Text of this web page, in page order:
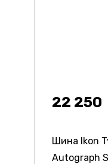
22 250
Шина Ikon
Autograph